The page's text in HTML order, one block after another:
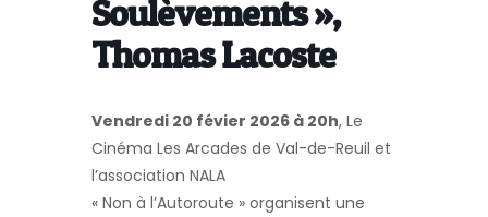
Soulèvements »,
Thomas Lacoste
Vendredi 20 févier 2026 à 20h, Le
Cinéma Les Arcades de Val-de-Reuil et
l’association NALA
« Non à l’Autoroute » organisent une